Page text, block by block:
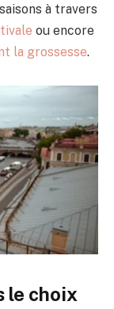
à travers
ou encore
la grossesse.
le choix